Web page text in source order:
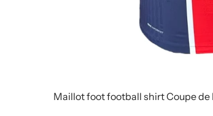
Maillot foot football shirt Coupe de